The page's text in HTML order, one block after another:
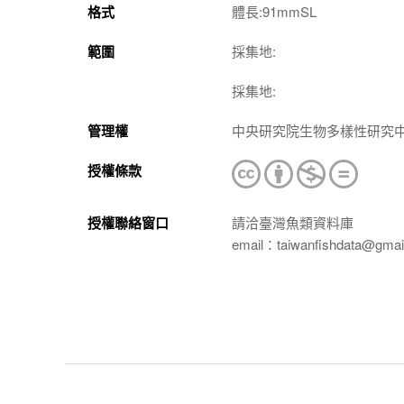
格式 體長:91mmSL
範圍 採集地:
採集地:
管理權 中央研究院生物多樣性研究
授權條款
授權聯絡窗口
請洽臺灣魚類資料庫
email：